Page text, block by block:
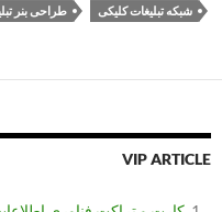
شبکه تبلیغات کلیکی
طراحی بنر
VIP ARTICLE